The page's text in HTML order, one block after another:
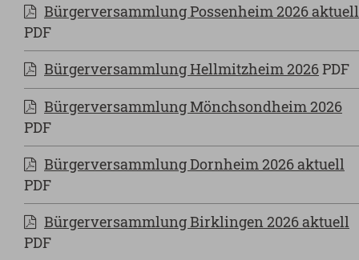
Bürgerversammlung Possenheim 2026 aktuell
PDF
Bürgerversammlung Hellmitzheim 2026PDF
Bürgerversammlung Mönchsondheim 2026
PDF
Bürgerversammlung Dornheim 2026 aktuell
PDF
Bürgerversammlung Birklingen 2026 aktuell
PDF